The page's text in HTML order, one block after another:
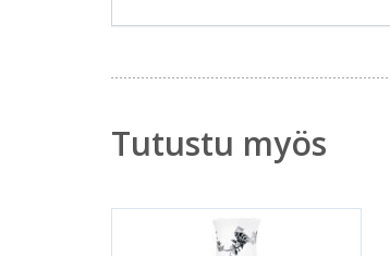
Tutustu myös